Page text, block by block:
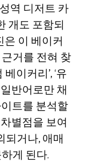
성역 디저트 카
개도 포함되
은 이 베이커
거를 전혀 찾
이커리’, ‘유
반어로만 채
트를 분석할
별점을 보여
되거나, 애매
게 된다.